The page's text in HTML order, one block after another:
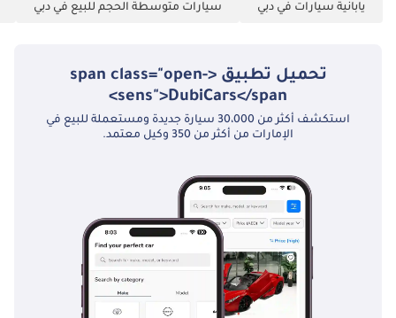
يابانية سيارات في دبي سيارات متوسطة الحجم للبيع في دبي
تحميل تطبيق <span class="open-
sens">DubiCars</span>
استكشف أكثر من 30،000 سيارة جديدة ومستعملة للبيع في
الإمارات من أكثر من 350 وكيل معتمد.